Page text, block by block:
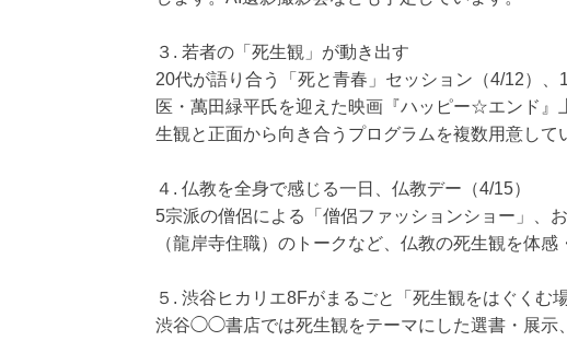
３. 若者の「死生観」が動き出す
20代が語り合う「死と青春」セッション（4/12）
医・萬田緑平氏を迎えた映画『ハッピー☆エンド
生観と正面から向き合うプログラムを複数用意して
４. 仏教を全身で感じる一日、仏教デー（4/15）
5宗派の僧侶による「僧侶ファッションショー」、
（龍岸寺住職）のトークなど、仏教の死生観を体感
５. 渋谷ヒカリエ8Fがまるごと「死生観をはぐくむ
渋谷◯◯書店では死生観をテーマにした選書・展示